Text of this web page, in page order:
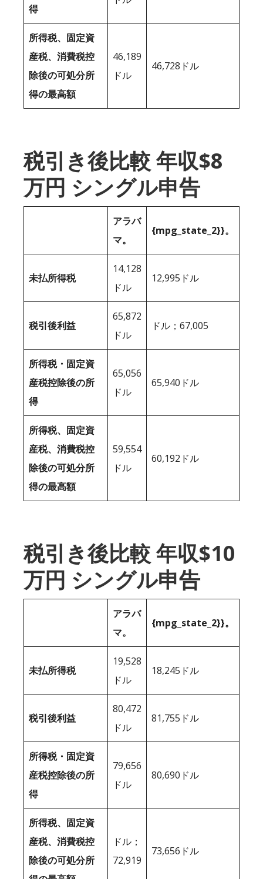
得
所得税、固定資
産税、消費税控
除後の可処分所
得の最高額
46,189
ドル
46,728ドル
税引き後比較 年収$8
万円 シングル申告
アラバ
マ。
{mpg_state_2}}。
未払所得税
14,128
ドル
12,995ドル
税引後利益
65,872
ドル
ドル；67,005
所得税・固定資
産税控除後の所
得
65,056
ドル
65,940ドル
所得税、固定資
産税、消費税控
除後の可処分所
得の最高額
59,554
ドル
60,192ドル
税引き後比較 年収$10
万円 シングル申告
アラバ
マ。
{mpg_state_2}}。
未払所得税
19,528
ドル
18,245ドル
税引後利益
80,472
ドル
81,755ドル
所得税・固定資
産税控除後の所
得
79,656
ドル
80,690ドル
所得税、固定資
産税、消費税控
除後の可処分所
ドル；
72,919
73,656ドル